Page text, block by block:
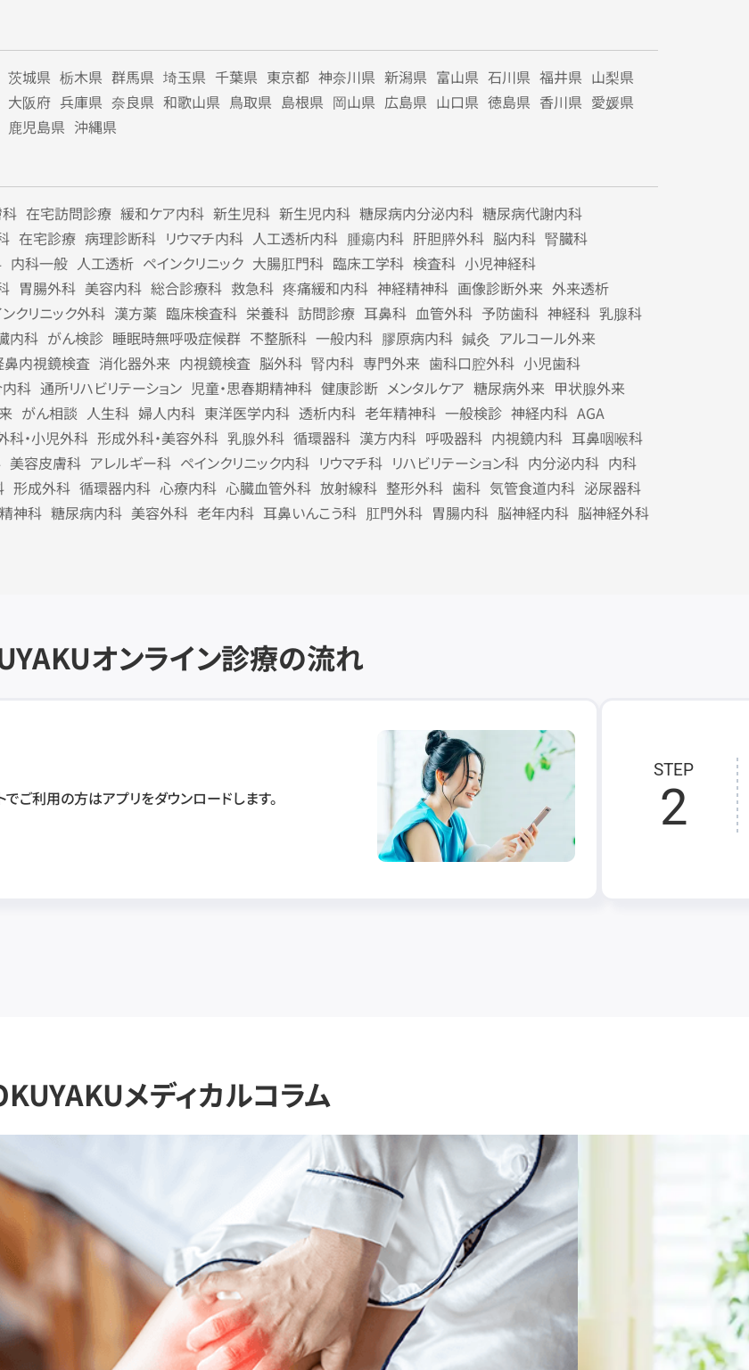
茨城県 栃木県 群馬県 埼玉県 千葉県 東京都 神奈川県 新潟県 富山県 石川県 福井県 山梨県
大阪府 兵庫県 奈良県 和歌山県 鳥取県 島根県 岡山県 広島県 山口県 徳島県 香川県 愛媛県
鹿児島県 沖縄県
在宅訪問診療 緩和ケア内科 新生児科 新生児内科 糖尿病内分泌内科 糖尿病代謝内科
在宅診療 病理診断科 リウマチ内科 人工透析内科 腫瘍内科 肝胆膵外科 脳内科 腎臓科
内科一般 人工透析 ペインクリニック 大腸肛門科 臨床工学科 検査科 小児神経科
胃腸外科 美容内科 総合診療科 救急科 疼痛緩和内科 神経精神科 画像診断外来 外来透析
クリニック外科 漢方薬 臨床検査科 栄養科 訪問診療 耳鼻科 血管外科 予防歯科 神経科 乳腺科
内科 がん検診 睡眠時無呼吸症候群 不整脈科 一般内科 膠原病内科 鍼灸 アルコール外来
鼻内視鏡検査 消化器外来 内視鏡検査 脳外科 腎内科 専門外来 歯科口腔外科 小児歯科
科 通所リハビリテーション 児童・思春期精神科 健康診断 メンタルケア 糖尿病外来 甲状腺外来
がん相談 人生科 婦人内科 東洋医学内科 透析内科 老年精神科 一般検診 神経内科 AGA
科・小児外科 形成外科・美容外科 乳腺外科 循環器科 漢方内科 呼吸器科 内視鏡内科 耳鼻咽喉科
美容皮膚科 アレルギー科 ペインクリニック内科 リウマチ科 リハビリテーション科 内分泌内科 内科
形成外科 循環器内科 心療内科 心臓血管外科 放射線科 整形外科 歯科 気管食道内科 泌尿器科
精神科 糖尿病内科 美容外科 老年内科 耳鼻いんこう科 肛門外科 胃腸内科 脳神経内科 脳神経外科
オンライン診療の流れ
でご利用の方はアプリをダウンロードします。
STEP
2
メディカルコラム